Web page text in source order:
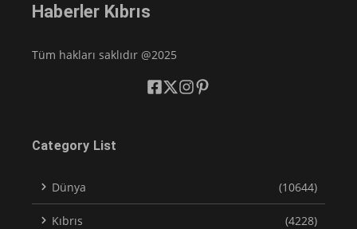
Haberler Kıbrıs
Tüm hakları saklıdır @2025
Category List
Dünya (10644)
Kıbrıs (4228)